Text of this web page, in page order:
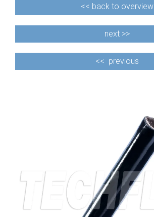
<< back to overview
next >>
<< previous